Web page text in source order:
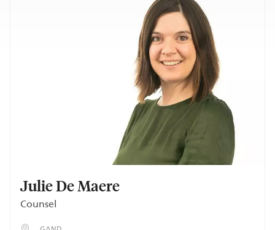
Julie De Maere
Counsel